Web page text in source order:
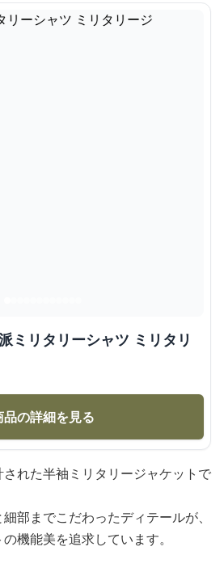
ミリタリーシャツ ミリタリ
品の詳細を見る
れた半袖ミリタリージャケットで
部までこだわったディテールが、
機能美を追求しています。